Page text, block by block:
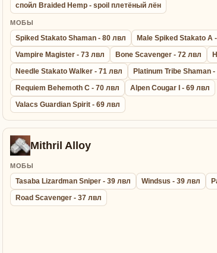
спойл Braided Hemp - spoil плетёный лён
МОБЫ
Spiked Stakato Shaman - 80 лвл
Male Spiked Stakato A
Vampire Magister - 73 лвл
Bone Scavenger - 72 лвл
Needle Stakato Walker - 71 лвл
Platinum Tribe Shaman
Requiem Behemoth C - 70 лвл
Alpen Cougar I - 69 лвл
Valacs Guardian Spirit - 69 лвл
Mithril Alloy
МОБЫ
Tasaba Lizardman Sniper - 39 лвл Windsus - 39 лвл
Road Scavenger - 37 лвл